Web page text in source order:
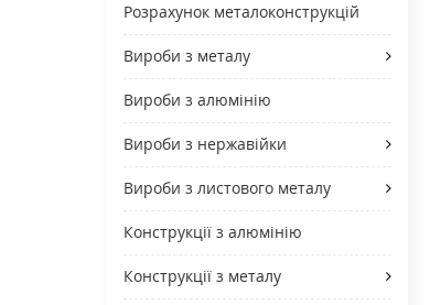
Розрахунок металоконструкцій
Вироби з металу
Вироби з алюмінію
Вироби з нержавійки
Вироби з листового металу
Конструкції з алюмінію
Конструкції з металу